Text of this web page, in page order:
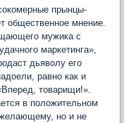
прынцы-
общественное мнение.
мужика с
маркетинга»,
дьяволу его
равно как и
товарищи!».
в положительном
но и не